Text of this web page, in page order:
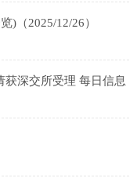
)（2025/12/26）
深交所受理 每日信息